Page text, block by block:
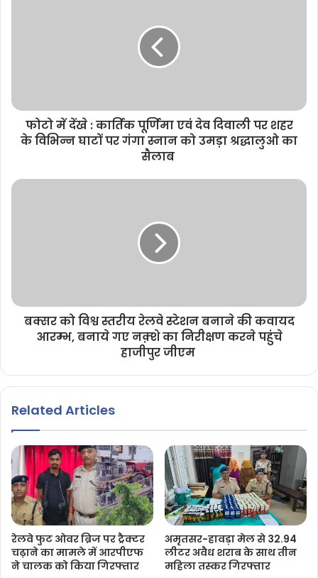
फोटो में देंखे : कार्तिक पूर्णिमा एवं देव दिवाली पर शहर
के विभिन्न घाटों पर गंगा स्नान को उमड़ा श्रद्धालुओ का
सैलाब
बक्सर को विश्व स्तरीय रेलवे स्टेशन बनाने की कवायद
आरम्भ, बनाये गए नक़्शे का निरीक्षण करने पहुंचे
हाजीपुर जीएम
Related Articles
रेलवे फुट ओवर ब्रिज पर ट्रैक्टर
चढ़ाने का मामले में आरपीएफ
ने चालक को किया गिरफ्तार
अमृतसर-हावड़ा मेल से 32.94
लीटर अवैध शराब के साथ तीन
महिला तस्कर गिरफ्तार